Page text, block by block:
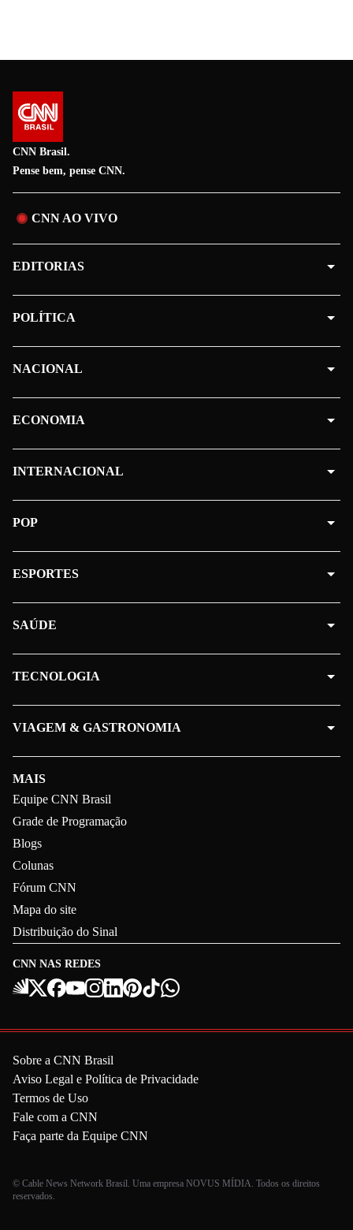
CNN Brasil.
Pense bem, pense CNN.
CNN AO VIVO
CNN NAS REDES
MAIS
Equipe CNN Brasil
Grade de Programação
Blogs
Colunas
Fórum CNN
Mapa do site
Distribuição do Sinal
EDITORIAS
POLÍTICA
NACIONAL
ECONOMIA
INTERNACIONAL
POP
ESPORTES
SAÚDE
TECNOLOGIA
VIAGEM & GASTRONOMIA
Sobre a CNN Brasil
Aviso Legal e Política de Privacidade
Termos de Uso
Fale com a CNN
Faça parte da Equipe CNN
© Cable News Network Brasil. Uma empresa NOVUS MÍDIA. Todos os direitos
reservados.